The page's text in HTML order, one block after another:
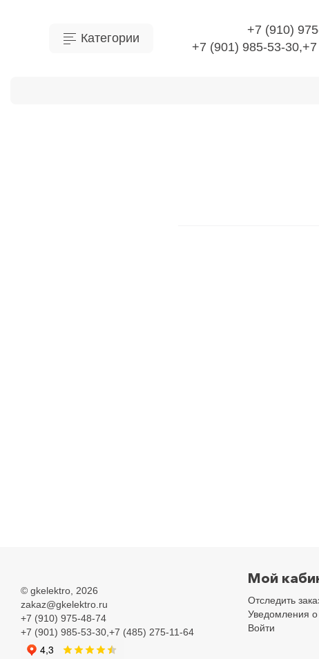
Категории
+7 (910)
+7 (901) 985-53-
© gkelektro , 2026
zakaz@gkelektro.ru
+7 (910) 975-48-74
+7 (901) 985-53-30,+7 (485) 275-11-64
Мой
Отследить
Уведомления о
Войти